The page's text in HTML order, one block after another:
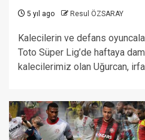
5 yıl ago Resul ÖZSARAY
Kalecilerin ve defans
Toto Süper Lig’de haftaya
kalecilerimiz olan Uğurcan,